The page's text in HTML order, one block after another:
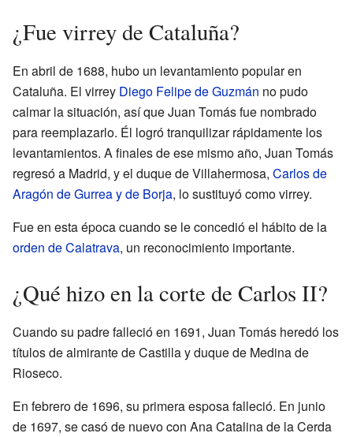
¿Fue virrey de Cataluña?
En abril de 1688, hubo un levantamiento popular en
Cataluña. El virrey Diego Felipe de Guzmán no pudo
calmar la situación, así que Juan Tomás fue nombrado
para reemplazarlo. Él logró tranquilizar rápidamente los
levantamientos. A finales de ese mismo año, Juan Tomás
regresó a Madrid, y el duque de Villahermosa, Carlos de
Aragón de Gurrea y de Borja, lo sustituyó como virrey.
Fue en esta época cuando se le concedió el hábito de la
orden de Calatrava, un reconocimiento importante.
¿Qué hizo en la corte de Carlos II?
Cuando su padre falleció en 1691, Juan Tomás heredó los
títulos de almirante de Castilla y duque de Medina de
Rioseco.
En febrero de 1696, su primera esposa falleció. En junio
de 1697, se casó de nuevo con Ana Catalina de la Cerda